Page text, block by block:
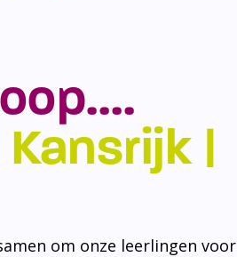
|
om onze leerlingen voor